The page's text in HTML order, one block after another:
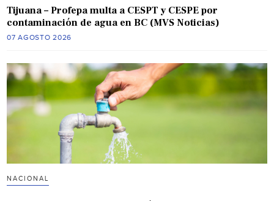
Tijuana – Profepa multa a CESPT y CESPE por
contaminación de agua en BC (MVS Noticias)
07 AGOSTO 2026
NACIONAL